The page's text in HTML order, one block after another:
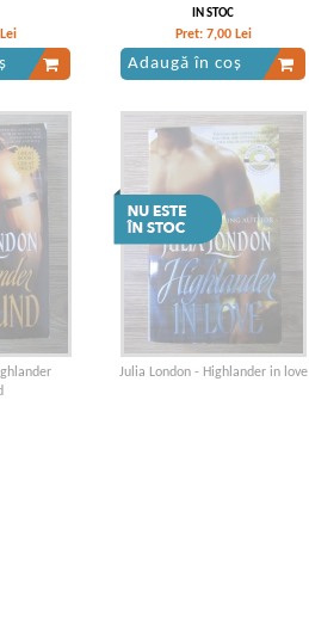
Lei
IN STOC
Pret: 7,00 Lei
Adaugă în coș
Julia London - Highlander in love